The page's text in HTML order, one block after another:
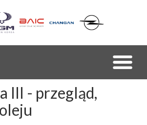
III - przegląd,